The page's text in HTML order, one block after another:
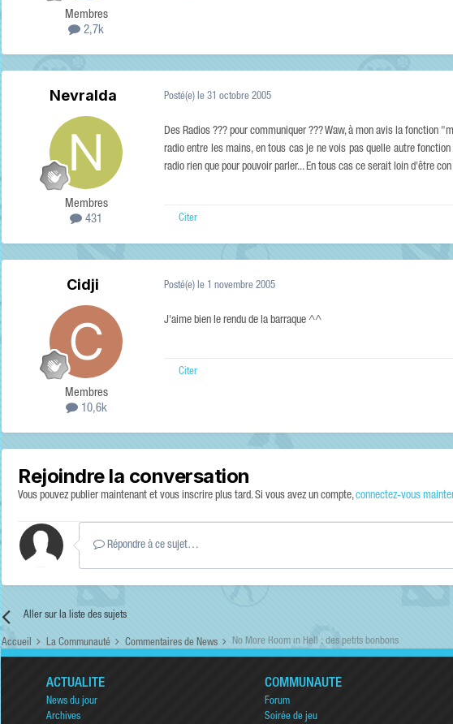
Membres
2,7k
Nevralda
Membres
431
Posté(e) le 31 octobre 2005
Des Radios ??? pour communiquer ??? Waw, à mon avis la fonction
radio entre les mains, en tous cas je ne vois pas quelle autre
radio rien que pour pouvoir parler... En tous cas ce serait loin d'être
Citer
Cidji
Membres
10,6k
Posté(e) le 1 novembre 2005
J'aime bien le rendu de la barraque ^^
Citer
Rejoindre la conversation
Vous pouvez publier maintenant et vous inscrire plus tard. Si vous avez un compte,connectez-vous
Répondre à ce sujet…
Aller sur la liste des sujets
Accueil La Communauté Commentaires de News No More Room in Hell : des petits bonbons
ACTUALITÉ
News du jour
Archives
COMMUNAUTÉ
Forum
Soirée de jeu